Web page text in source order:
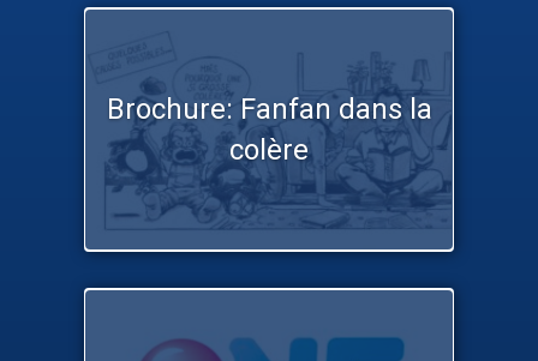
Brochure: Fanfan dans la
colère